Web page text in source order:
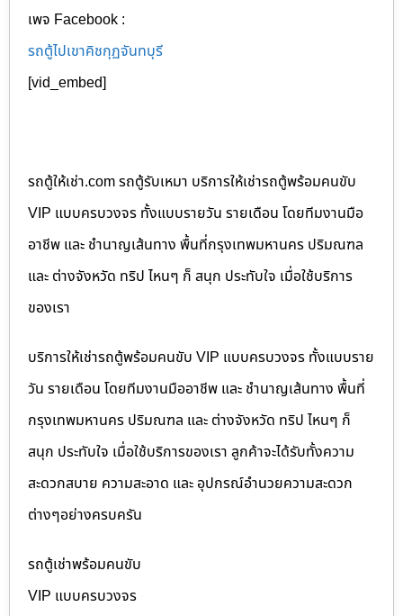
เพจ Facebook :
รถตู้ไปเขาคิชกุฏจันทบุรี
[vid_embed]
รถตู้ให้เช่า.com รถตู้รับเหมา บริการให้เช่ารถตู้พร้อมคนขับ
VIP แบบครบวงจร ทั้งแบบรายวัน รายเดือน โดยทีมงานมือ
อาชีพ และ ชำนาญเส้นทาง พื้นที่กรุงเทพมหานคร ปริมณฑล
และ ต่างจังหวัด ทริป ไหนๆ ก็ สนุก ประทับใจ เมื่อใช้บริการ
ของเรา
บริการให้เช่ารถตู้พร้อมคนขับ VIP แบบครบวงจร ทั้งแบบราย
วัน รายเดือน โดยทีมงานมืออาชีพ และ ชำนาญเส้นทาง พื้นที่
กรุงเทพมหานคร ปริมณฑล และ ต่างจังหวัด ทริป ไหนๆ ก็
สนุก ประทับใจ เมื่อใช้บริการของเรา ลูกค้าจะได้รับทั้งความ
สะดวกสบาย ความสะอาด และ อุปกรณ์อำนวยความสะดวก
ต่างๆอย่างครบครัน
รถตู้เช่าพร้อมคนขับ
VIP แบบครบวงจร